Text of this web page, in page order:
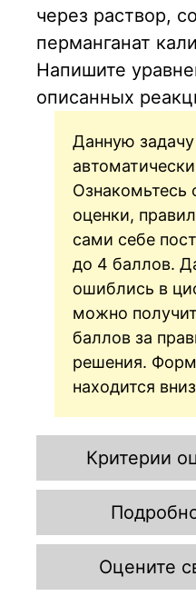
через раствор,
перманганат
Напишите
описанных
Данную
Ознакомьтесь
оценки,
сами себе
до 4 баллов.
ошиблись в
можно
баллов за
решения.
находится
Критерии
Оцените